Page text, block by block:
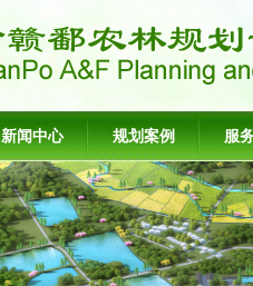
新闻中心 规划案例 服